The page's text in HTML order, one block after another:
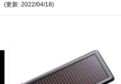
(更新: 2022/04/18)